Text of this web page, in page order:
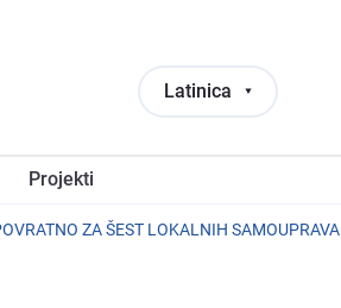
Latinica
Projеkti
ZA ŠEST LOKALNIH SAMOUPRAVA